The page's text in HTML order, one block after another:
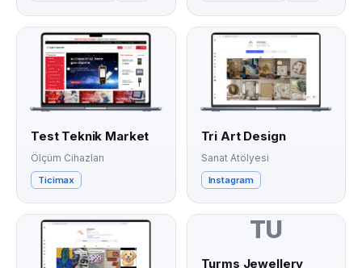
Test Teknik Market
Ölçüm Cihazları
Ticimax
Tri Art Design
Sanat Atölyesi
Instagram
TU
Turms Jewellery